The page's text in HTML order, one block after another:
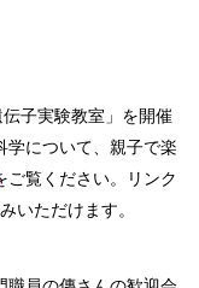
子実験教室」を開催
学について、親子で楽
ご覧ください。リンク
いただけます。